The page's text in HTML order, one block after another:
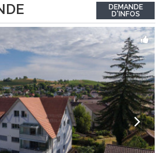
in greenery. The bedrooms also have
offering...
DEMANDE
D'INFOS